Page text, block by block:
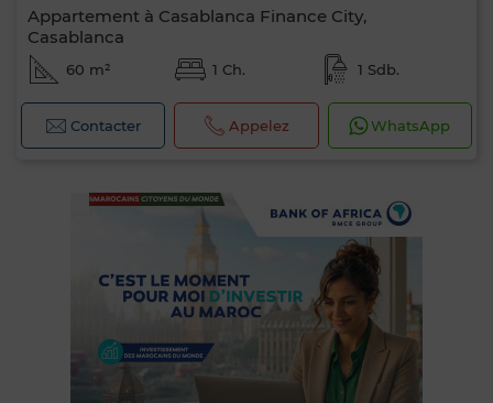
Appartement à Casablanca Finance City,
Casablanca
60 m² 1 Ch. 1 Sdb.
Contacter Appelez WhatsApp